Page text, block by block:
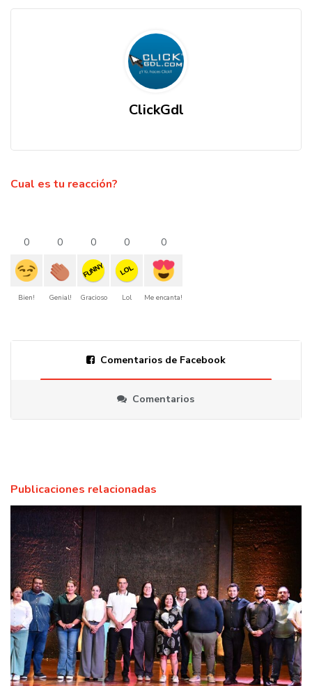
ClickGdl
Cual es tu reacción?
0
Bien!
0
Genial!
0
FUNNY
Gracioso
0
LOL
Lol
0
Me encanta!
Comentarios de Facebook
Comentarios
Publicaciones relacionadas